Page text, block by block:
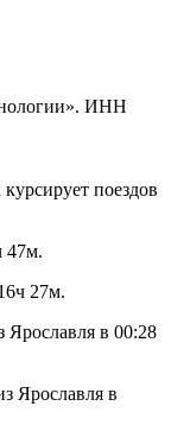
ИНН
поездов
47м.
27м.
Ярославля в 00:28
Ярославля в